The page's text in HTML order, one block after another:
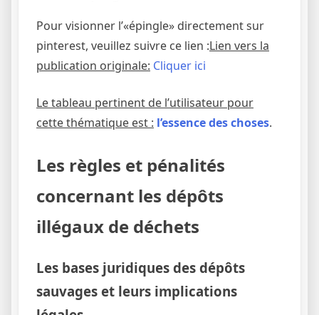
Pour visionner l’«épingle» directement sur
pinterest, veuillez suivre ce lien :Lien vers la
publication originale: Cliquer ici
Le tableau pertinent de l’utilisateur pour
cette thématique est : l’essence des choses.
Les règles et pénalités
concernant les dépôts
illégaux de déchets
Les bases juridiques des dépôts
sauvages et leurs implications